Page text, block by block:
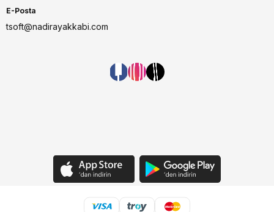
E-Posta
tsoft@nadirayakkabi.com